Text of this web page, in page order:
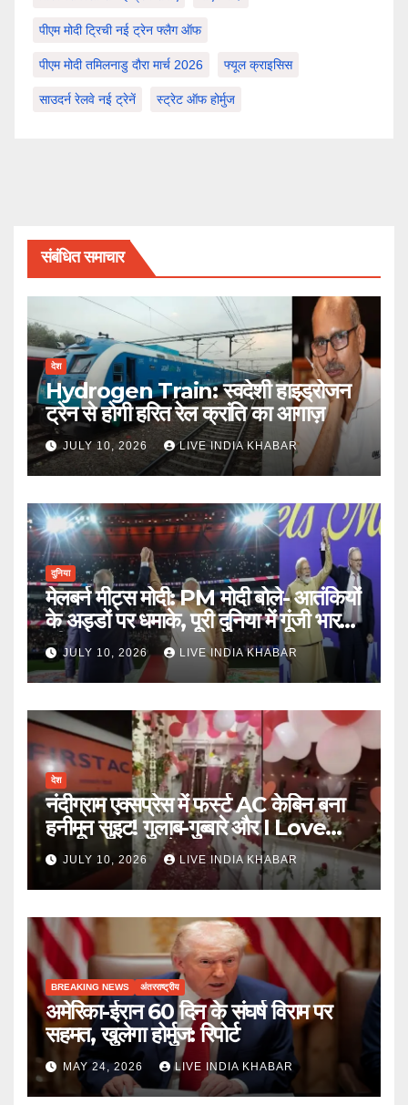
पीएम मोदी ट्रिची नई ट्रेन फ्लैग ऑफ
पीएम मोदी तमिलनाडु दौरा मार्च 2026 फ्यूल क्राइसिस
साउदर्न रेलवे नई ट्रेनें स्ट्रेट ऑफ होर्मुज
संबंधित समाचार
देश
Hydrogen Train: स्वदेशी हाइड्रोजन
ट्रेन से होगी हरित रेल क्रांति का आगाज़
JULY 10, 2026 LIVE INDIA KHABAR
दुनिया
मेलबर्न मीट्स मोदी: PM मोदी बोले- आतंकियों
के अड्डों पर धमाके, पूरी दुनिया में गूंजी भारत
की ताकत
JULY 10, 2026 LIVE INDIA KHABAR
देश
नंदीग्राम एक्सप्रेस में फर्स्ट AC केबिन बना
हनीमून सुइट! गुलाब-गुब्बारे और I Love
You, TTE सस्पेंड
JULY 10, 2026 LIVE INDIA KHABAR
BREAKING NEWS अंतरराष्ट्रीय
अमेरिका-ईरान 60 दिन के संघर्ष विराम पर
सहमत, खुलेगा होर्मुज: रिपोर्ट
MAY 24, 2026 LIVE INDIA KHABAR